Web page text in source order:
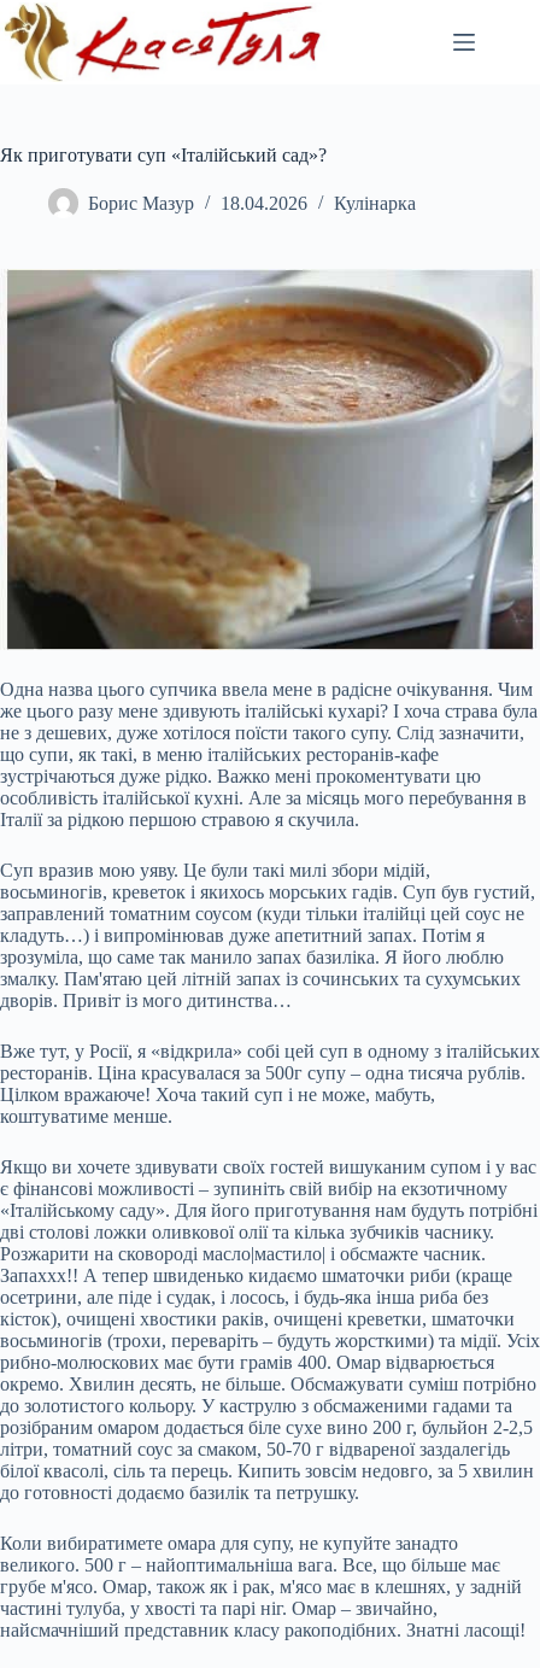
Перейти
до
вмісту
Як приготувати суп «Італійський сад»?
Борис Мазур 18.04.2026 Кулінарка
Одна назва цього супчика ввела мене в радісне очікування. Чим
же цього разу мене здивують італійські кухарі? І хоча страва була
не з дешевих, дуже хотілося поїсти такого супу. Слід зазначити,
що супи, як такі, в меню італійських ресторанів-кафе
зустрічаються дуже рідко. Важко мені прокоментувати цю
особливість італійської кухні. Але за місяць мого перебування в
Італії за рідкою першою стравою я скучила.
Суп вразив мою уяву. Це були такі милі збори мідій,
восьминогів, креветок і якихось морських гадів. Суп був густий,
заправлений томатним соусом (куди тільки італійці цей соус не
кладуть…) і випромінював дуже апетитний запах. Потім я
зрозуміла, що саме так манило запах базиліка. Я його люблю
змалку. Пам'ятаю цей літній запах із сочинських та сухумських
дворів. Привіт із мого дитинства…
Вже тут, у Росії, я «відкрила» собі цей суп в одному з італійських
ресторанів. Ціна красувалася за 500г супу – одна тисяча рублів.
Цілком вражаюче! Хоча такий суп і не може, мабуть,
коштуватиме менше.
Якщо ви хочете здивувати своїх гостей вишуканим супом і у вас
є фінансові можливості – зупиніть свій вибір на екзотичному
«Італійському саду». Для його приготування нам будуть потрібні
дві столові ложки оливкової олії та кілька зубчиків часнику.
Розжарити на сковороді масло|мастило| і обсмажте часник.
Запаххх!! А тепер швиденько кидаємо шматочки риби (краще
осетрини, але піде і судак, і лосось, і будь-яка інша риба без
кісток), очищені хвостики раків, очищені креветки, шматочки
восьминогів (трохи, переваріть – будуть жорсткими) та мідії. Усіх
рибно-молюскових має бути грамів 400. Омар відварюється
окремо. Хвилин десять, не більше. Обсмажувати суміш потрібно
до золотистого кольору. У каструлю з обсмаженими гадами та
розібраним омаром додається біле сухе вино 200 г, бульйон 2-2,5
літри, томатний соус за смаком, 50-70 г відвареної заздалегідь
білої квасолі, сіль та перець. Кипить зовсім недовго, за 5 хвилин
до готовності додаємо базилік та петрушку.
Коли вибиратимете омара для супу, не купуйте занадто
великого. 500 г – найоптимальніша вага. Все, що більше має
грубе м'ясо. Омар, також як і рак, м'ясо має в клешнях, у задній
частині тулуба, у хвості та парі ніг. Омар – звичайно,
найсмачніший представник класу ракоподібних. Знатні ласощі!